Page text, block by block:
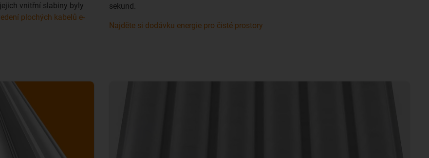
vnitřní slabiny byly
plochých kabelů e-
sekund.
Najděte si dodávku energie pro čisté prostory